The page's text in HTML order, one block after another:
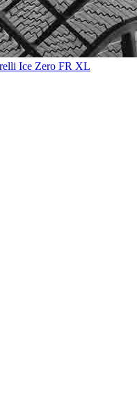
Ice Zero FR XL